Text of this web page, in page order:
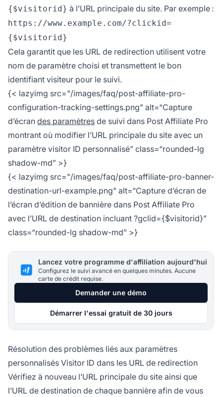
{$visitorid} à l’URL principale du site. Par exemple :
https://www.example.com/?clickid=
{$visitorid}
Cela garantit que les URL de redirection utilisent votre
nom de paramètre choisi et transmettent le bon
identifiant visiteur pour le suivi.
{< lazyimg src="/images/faq/post-affiliate-pro-
configuration-tracking-settings.png" alt=“Capture
d’écran des paramètres de suivi dans Post Affiliate Pro
montrant où modifier l’URL principale du site avec un
paramètre visitor ID personnalisé” class=“rounded-lg
shadow-md” >}
{< lazyimg src="/images/faq/post-affiliate-pro-banner-
destination-url-example.png" alt=“Capture d’écran de
l’écran d’édition de bannière dans Post Affiliate Pro
avec l’URL de destination incluant ?gclid={$visitorid}”
class=“rounded-lg shadow-md” >}
Lancez votre programme d'affiliation aujourd'hui
Configurez le suivi avancé en quelques minutes. Aucune
carte de crédit requise.
Demander une démo
Démarrer l'essai gratuit de 30 jours
Résolution des problèmes liés aux paramètres
personnalisés Visitor ID dans les URL de redirection
Vérifiez à nouveau l’URL principale du site ainsi que
l’URL de destination de chaque bannière afin de vous